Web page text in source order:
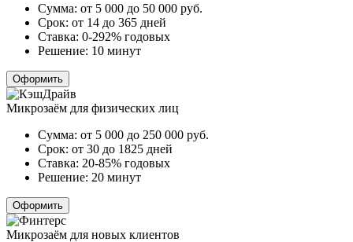
Сумма: от 5 000 до 50 000 руб.
Срок: от 14 до 365 дней
Ставка: 0-292% годовых
Решение: 10 минут
Оформить
Микрозаём для физических лиц
Сумма: от 5 000 до 250 000 руб.
Срок: от 30 до 1825 дней
Ставка: 20-85% годовых
Решение: 20 минут
Оформить
Микрозаём для новых клиентов